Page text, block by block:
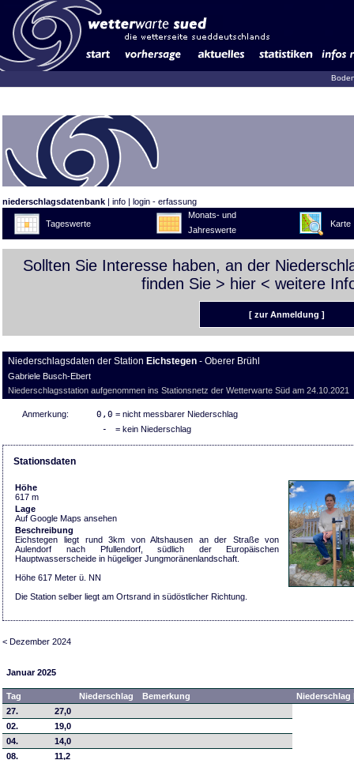
niederschlagsdatenbank | info | login - erfassung
Tageswerte
Monats- und
Jahreswerte
Karte
Sollten Sie Interesse haben, an der
finden Sie > hier < weitere
[ zur Anmeldung ]
Niederschlagsdaten der Station Eichstegen - Oberer Brühl
Gabriele Busch-Ebert
Niederschlagsstation aufgenommen ins Stationsnetz der Wetterwarte Süd am 24.10.2021
Anmerkung: 0,0 = nicht messbarer Niederschlag
- = kein Niederschlag
Stationsdaten
Höhe
617 m
Lage
Auf Google Maps ansehen
Beschreibung
Eichstegen liegt rund 3km von Altshausen an der Straße von
Aulendorf nach Pfullendorf, südlich der Europäischen
Hauptwasserscheide in hügeliger Jungmoränenlandschaft.
Höhe 617 Meter ü. NN
Die Station selber liegt am Ortsrand in südöstlicher Richtung.
< Dezember 2024
Januar 2025
Tag Niederschlag Bemerkung
27.
27,0
02.
19,0
04.
14,0
08.
11,2